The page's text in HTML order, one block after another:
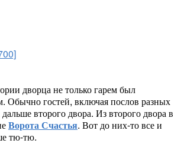
дворца не только гарем был
Обычно гостей, включая послов разных
второго двора. Из второго двора в
Ворота Счастья. Вот до них-то все и
тю-тю.